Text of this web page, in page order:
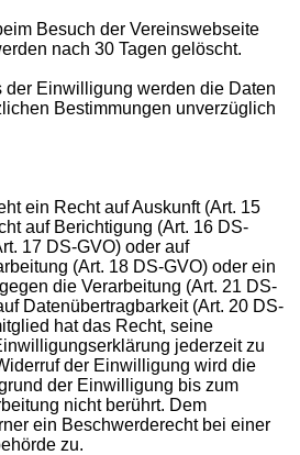
Besuch der Vereinswebseite
nach 30 Tagen gelöscht.
der Einwilligung werden die Daten
Bestimmungen unverzüglich
ein Recht auf Auskunft (Art. 15
auf Berichtigung (Art. 16 DS-
17 DS-GVO) oder auf
(Art. 18 DS-GVO) oder ein
die Verarbeitung (Art. 21 DS-
Datenübertragbarkeit (Art. 20 DS-
hat das Recht, seine
jederzeit zu
der Einwilligung wird die
der Einwilligung bis zum
nicht berührt. Dem
ein Beschwerderecht bei einer
zu.